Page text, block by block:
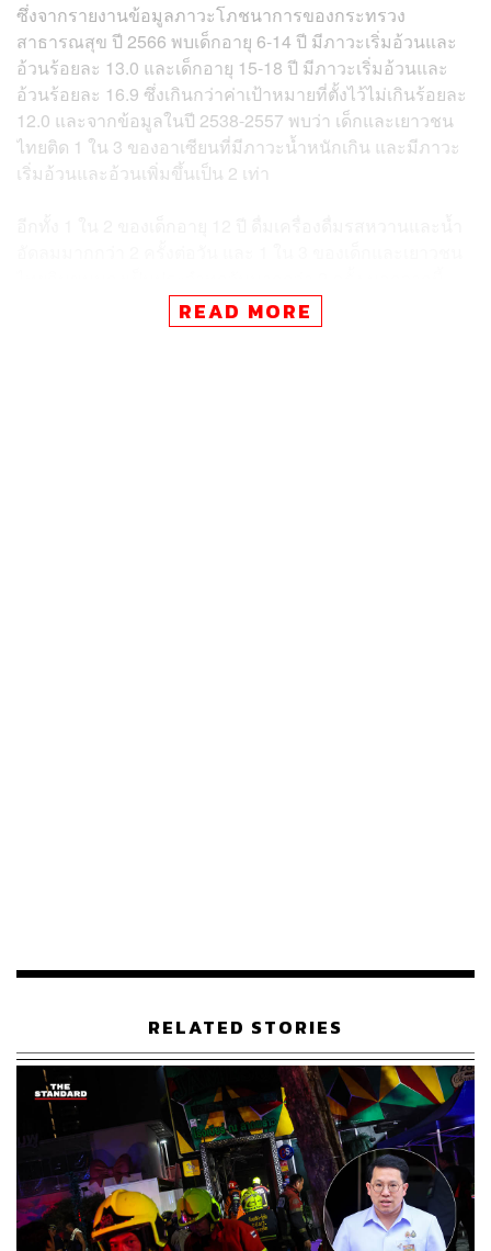
ซึ่งจากรายงานข้อมูลภาวะโภชนาการของกระทรวง
สาธารณสุข ปี 2566 พบเด็กอายุ 6-14 ปี มีภาวะเริ่มอ้วนและ
อ้วนร้อยละ 13.0 และเด็กอายุ 15-18 ปี มีภาวะเริ่มอ้วนและ
อ้วนร้อยละ 16.9 ซึ่งเกินกว่าค่าเป้าหมายที่ตั้งไว้ไม่เกินร้อยละ
12.0 และจากข้อมูลในปี 2538-2557 พบว่า เด็กและเยาวชน
ไทยติด 1 ใน 3 ของอาเซียนที่มีภาวะน้ำหนักเกิน และมีภาวะ
เริ่มอ้วนและอ้วนเพิ่มขึ้นเป็น 2 เท่า
สถานการณ์ในปี 2565 ยังพบว่า เด็กและเยาวชนอายุ 5-17 ปีมี
กิจกรรมทางกายเพียงพอลดลง เหลือเพียงร้อยละ 16.1 (เป้า
2 แก้ว และให้มีผลไม้ 6-8 ชิ้นพอดีคำทุกมื้อ
ลดหวาน มัน เค็ม หลีกเลี่ยงผลิตภัณฑ์เนื้อสัตว์แปรรูป
เช่น ไส้กรอก ลูกชิ้น รวมทั้งเลี่ยงอาหารสำเร็จรูปพร้อม
ทาน อาหารแช่แข็งพร้อมทาน ควบคุมการซื้อขนมกรุบ
กรอบ เครื่องดื่มรสหวานจัด น้ำอัดลม ชานมไข่มุก และ
จัดเตรียมนมรสจืดและผลไม้ที่เด็กๆ ชอบไว้ในตู้เย็นแทน
และให้ดื่มน้ำสะอาด 6-8 แก้วต่อวัน
READ MORE
RELATED STORIES